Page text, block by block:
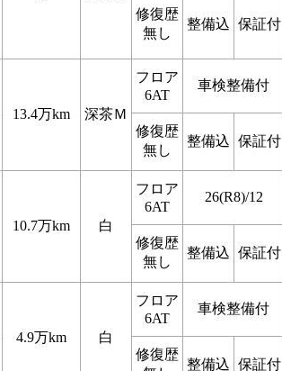
修復歴
無し
整備込 保証付
13.4万km 深茶Ｍ
フロア
6AT
車検整備付
修復歴
無し
整備込 保証付
10.7万km 白
フロア
6AT
26(R8)/12
修復歴
無し
整備込 保証付
4.9万km 白
フロア
6AT
車検整備付
修復歴
整備込 保証付